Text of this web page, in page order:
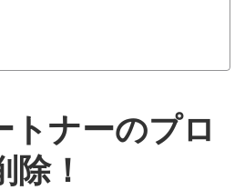
ナーのプロ
除！